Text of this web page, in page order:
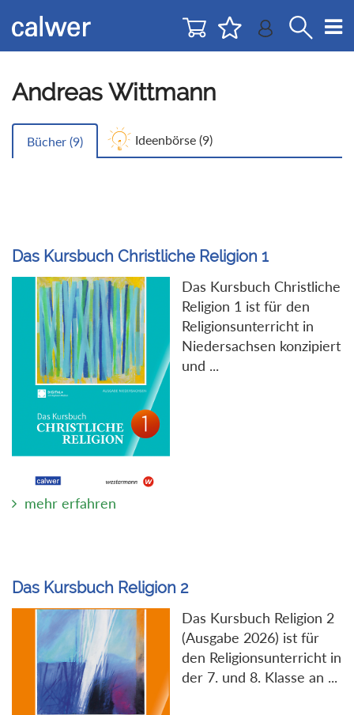
zur
Navigation
zum
Inhalt
Andreas Wittmann
Bücher (9) Ideenbörse (9)
Das Kursbuch Christliche Religion 1
Das Kursbuch Christliche
Religion 1 ist für den
Religionsunterricht in
Niedersachsen konzipiert
und ...
mehr erfahren
Das Kursbuch Religion 2
Das Kursbuch Religion 2
(Ausgabe 2026) ist für
den Religionsunterricht in
der 7. und 8. Klasse an ...